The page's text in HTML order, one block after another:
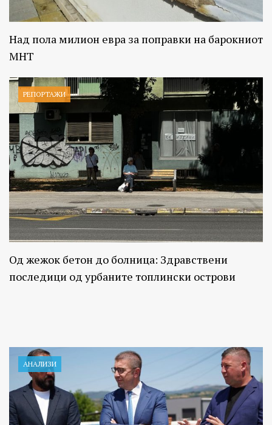
Над пола милион евра за поправки на барокниот
МНТ
РЕПОРТАЖИ
Од жежок бетон до болница: Здравствени
последици од урбаните топлински острови
АНАЛИЗИ